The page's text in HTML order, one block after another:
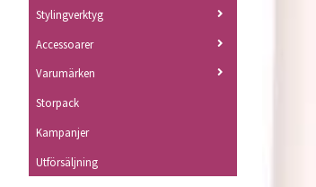
Stylingverktyg
Accessoarer
Varumärken
Storpack
Kampanjer
Utförsäljning